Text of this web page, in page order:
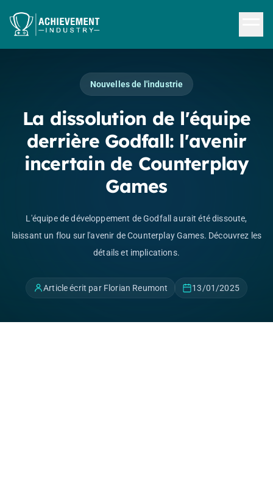
Nouvelles de l'industrie
La dissolution de l'équipe
derrière Godfall: l'avenir
incertain de Counterplay
Games
L'équipe de développement de Godfall aurait été dissoute,
laissant un flou sur l'avenir de Counterplay Games. Découvrez les
détails et implications.
Article écrit par Florian Reumont 13/01/2025